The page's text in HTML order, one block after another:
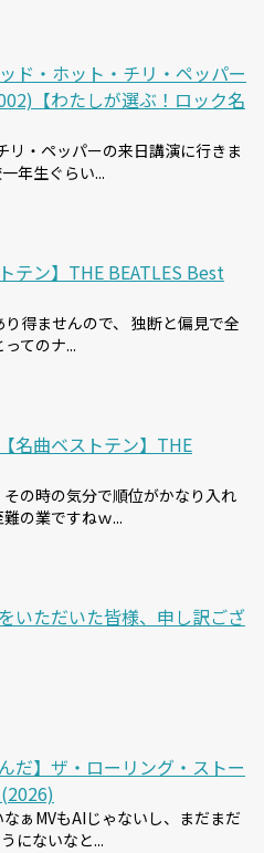
ド・ホット・チリ・ペッパー
【わたしが選ぶ！ロック名
リ・ペッパーの来日講演に行きま
年生ぐらい...
テン】THE BEATLES Best
得ませんので、 独断と偏見で全
てのナ...
名曲ベストテン】THE
の時の気分で順位がかなり入れ
の業ですねｗ...
いただいた皆様、申し訳ござ
だ】ザ・ローリング・ストー
ぁMVもAIじゃないし、まだまだ
にないなと...